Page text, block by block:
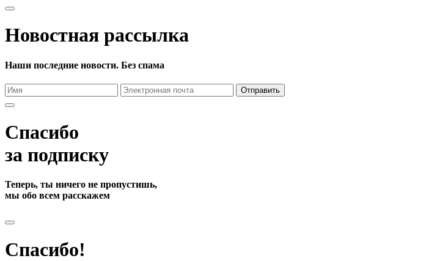
Новостная рассылка
Наши последние новости. Без спама
Отправить
Спасибо
за подписку
Теперь, ты ничего не пропустишь,
мы обо всем расскажем
Спасибо!